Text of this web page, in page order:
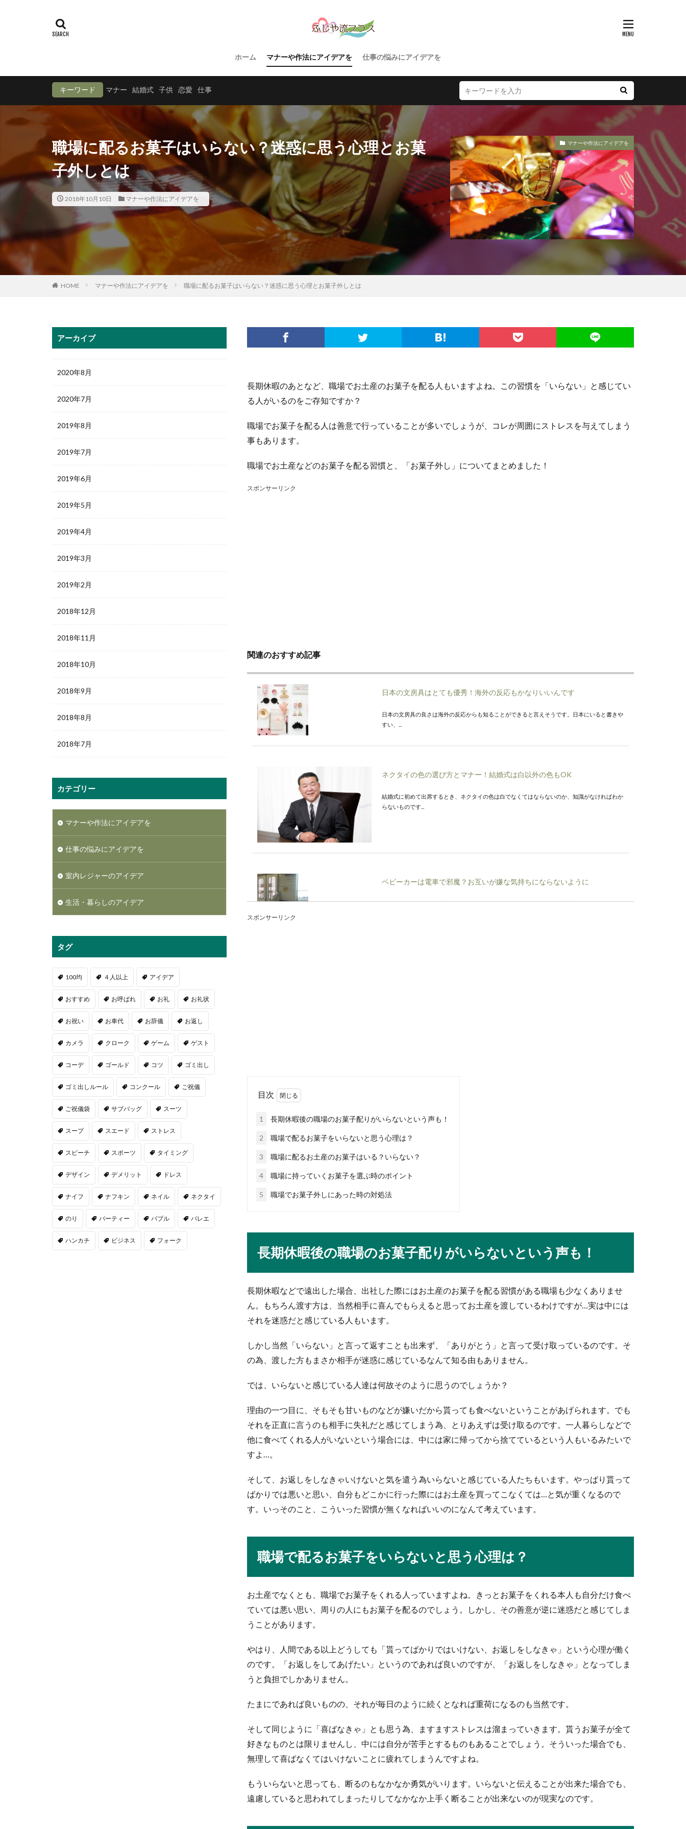
ホーム マナーや作法にアイデアを 仕事の悩みにアイデアを
キーワード マナー 結婚式 子供 恋愛 仕事
職場に配るお菓子はいらない？迷惑に思う心理とお菓
子外しとは
2018年10月10日 マナーや作法にアイデアを
マナーや作法にアイデアを
HOME マナーや作法にアイデアを 職場に配るお菓子はいらない？迷惑に思う心理とお菓子外しとは
長期休暇のあとなど、職場でお土産のお菓子を配る人もいますよね。この習慣を「いらない」と感じてい
る人がいるのをご存知ですか？
職場でお菓子を配る人は善意で行っていることが多いでしょうが、コレが周囲にストレスを与えてしまう
事もあります。
職場でお土産などのお菓子を配る習慣と、「お菓子外し」についてまとめました！
スポンサーリンク
関連のおすすめ記事
日本の文房具はとても優秀！海外の反応もかなりいいんです
日本の文房具の良さは海外の反応からも知ることができると言えそうです。日本にいると書きや
すい、...
ネクタイの色の選び方とマナー！結婚式は白以外の色もOK
結婚式に初めて出席するとき、ネクタイの色は白でなくてはならないのか、知識がなければわか
らないものです...
ベビーカーは電車で邪魔？お互いが嫌な気持ちにならないように
電車でベビーカーが邪魔、子どもが泣いていてうるさい！などとキツイ言葉をかけられてしまう
ます。...
似ているけれども全然違う？野球とベースボールの違い
野球とベースボールにはどのような違いがあるのでしょうか？ルールは同じでも、ここまで細か
い違いがあると...
字が綺麗な女のイメージ。字が綺麗なことにデメリットはない
字が綺麗な女性に対して、マイナスイメージはないと言っていいでしょう。字を綺麗に掛けると
ご祝儀相場・兄弟の結婚式に夫婦と子供で出席するときのご祝儀
場について気に...
就職活動中の学生の皆さんの中には、大学でサークルに入っていないという人もいますよね。サ
ークルに入...
スノーボードの上達のコツ。基本・エッジ・ターンのやり方
なと心配になっ...
スキーとスノボのウェア兼用を考えているならコレがおすすめ
ェアがオススメ...
高校生の子供が勉強しない！留年が心配な時に親にできること
高校生のお子さんがいるお母様の中には、子供がなかなか勉強しないことで留年を心配している
【新婚夫婦の貯金の平均】毎月貯める金額について考えよう
結婚するとなると、いずれ生まれてくる子供のことを考えて毎月どのくらい貯金すればいいのか
考えるようにな...
スポンサーリンク
目次
1 長期休暇後の職場のお菓子配りがいらないという声も！
2 職場で配るお菓子をいらないと思う心理は？
3 職場に配るお土産のお菓子はいる？いらない？
4 職場に持っていくお菓子を選ぶ時のポイント
5 職場でお菓子外しにあった時の対処法
長期休暇後の職場のお菓子配りがいらないという声も！
長期休暇などで遠出した場合、出社した際にはお土産のお菓子を配る習慣がある職場も少なくありませ
ん。もちろん渡す方は、当然相手に喜んでもらえると思ってお土産を渡しているわけですが…実は中には
それを迷惑だと感じている人もいます。
しかし当然「いらない」と言って返すことも出来ず、「ありがとう」と言って受け取っているのです。そ
の為、渡した方もまさか相手が迷惑に感じているなんて知る由もありません。
では、いらないと感じている人達は何故そのように思うのでしょうか？
理由の一つ目に、そもそも甘いものなどが嫌いだから貰っても食べないということがあげられます。でも
それを正直に言うのも相手に失礼だと感じてしまう為、とりあえずは受け取るのです。一人暮らしなどで
他に食べてくれる人がいないという場合には、中には家に帰ってから捨てているという人もいるみたいで
すよ…。
そして、お返しをしなきゃいけないと気を遣う為いらないと感じている人たちもいます。やっぱり貰って
ばかりでは悪いと思い、自分もどこかに行った際にはお土産を買ってこなくては…と気が重くなるので
す。いっそのこと、こういった習慣が無くなればいいのになんて考えています。
職場で配るお菓子をいらないと思う心理は？
お土産でなくとも、職場でお菓子をくれる人っていますよね。きっとお菓子をくれる本人も自分だけ食べ
ていては悪い思い、周りの人にもお菓子を配るのでしょう。しかし、その善意が逆に迷惑だと感じてしま
うことがあります。
やはり、人間である以上どうしても「貰ってばかりではいけない、お返しをしなきゃ」という心理が働く
のです。「お返しをしてあげたい」というのであれば良いのですが、「お返しをしなきゃ」となってしま
うと負担でしかありません。
たまにであれば良いものの、それが毎日のように続くとなれば重荷になるのも当然です。
そして同じように「喜ばなきゃ」とも思う為、ますますストレスは溜まっていきます。貰うお菓子が全て
好きなものとは限りませんし、中には自分が苦手とするものもあることでしょう。そういった場合でも、
無理して喜ばなくてはいけないことに疲れてしまうんですよね。
もういらないと思っても、断るのもなかなか勇気がいります。いらないと伝えることが出来た場合でも、
遠慮していると思われてしまったりしてなかなか上手く断ることが出来ないのが現実なのです。
アーカイブ
2020年8月
2020年7月
2019年8月
2019年7月
2019年6月
2019年5月
2019年4月
2019年3月
2019年2月
2018年12月
2018年11月
2018年10月
2018年9月
2018年8月
2018年7月
カテゴリー
マナーや作法にアイデアを
仕事の悩みにアイデアを
室内レジャーのアイデア
生活・暮らしのアイデア
タグ
100均 ４人以上 アイデア
おすすめ お呼ばれ お礼 お礼状
お祝い お車代 お辞儀 お返し
カメラ クローク ゲーム ゲスト
コーデ ゴールド コツ ゴミ出し
ゴミ出しルール コンクール ご祝儀
ご祝儀袋 サブバッグ スーツ
スープ スエード ストレス
スピーチ スポーツ タイミング
デザイン デメリット ドレス
ナイフ ナフキン ネイル ネクタイ
のり パーティー バブル バレエ
ハンカチ ビジネス フォーク